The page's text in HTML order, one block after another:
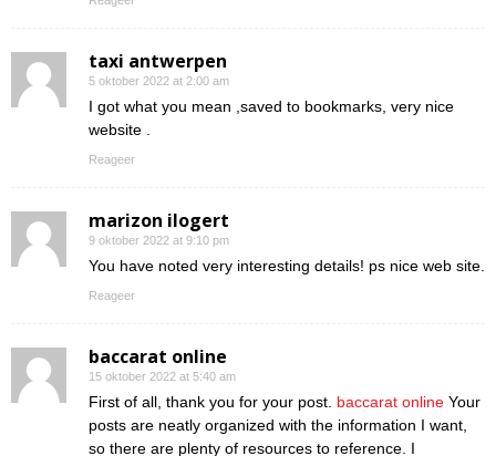
taxi antwerpen
5 oktober 2022 at 2:00 am
I got what you mean ,saved to bookmarks, very nice
website .
Reageer
marizon ilogert
9 oktober 2022 at 9:10 pm
You have noted very interesting details! ps nice web site.
Reageer
baccarat online
15 oktober 2022 at 5:40 am
First of all, thank you for your post. baccarat online Your
posts are neatly organized with the information I want,
so there are plenty of resources to reference. I